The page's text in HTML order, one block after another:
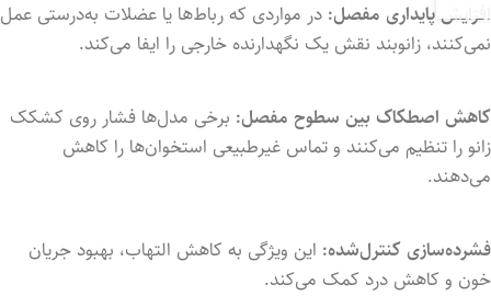
افزایشپایداری مفصل: در مواردی کهرباط‌ها یا عضلات به‌درستی عمل
نمی‌کنند، زانوبند نقش یک نگهدارنده خارجی را ایفا می‌کند.
کاهش اصطکاک بین سطوح مفصل: برخی مدل‌ها فشار روی کشکک
زانو را تنظیم می‌کنند و تماس غیرطبیعی استخوان‌ها را کاهش
می‌دهند.
فشرده‌سازی کنترل‌شده: این ویژگی به کاهش التهاب، بهبود جریان
خون و کاهش درد کمک می‌کند.